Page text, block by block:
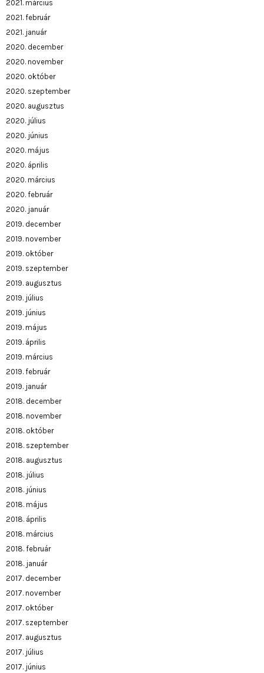
2021. március
2021. február
2021. január
2020. december
2020. november
2020. október
2020. szeptember
2020. augusztus
2020. július
2020. június
2020. május
2020. április
2020. március
2020. február
2020. január
2019. december
2019. november
2019. október
2019. szeptember
2019. augusztus
2019. július
2019. június
2019. május
2019. április
2019. március
2019. február
2019. január
2018. december
2018. november
2018. október
2018. szeptember
2018. augusztus
2018. július
2018. június
2018. május
2018. április
2018. március
2018. február
2018. január
2017. december
2017. november
2017. október
2017. szeptember
2017. augusztus
2017. július
2017. június